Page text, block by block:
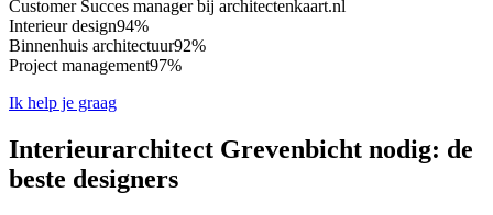
Customer Succes manager bij architectenkaart.nl
Interieur design94%
Binnenhuis architectuur92%
Project management97%
Ik help je graag
Interieurarchitect Grevenbicht nodig: de
beste designers